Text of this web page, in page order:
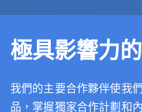
極具影響力
我們的主要合作夥伴使我
品，掌握獨家合作計劃和